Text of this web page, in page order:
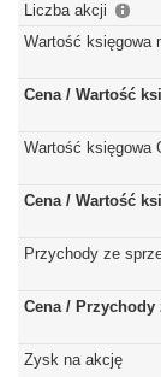
Liczba akcji
Wartość księgowa
Cena / Wartość
Wartość księgowa
Cena / Wartość
Przychody ze
Cena / Przychody
Zysk na akcję